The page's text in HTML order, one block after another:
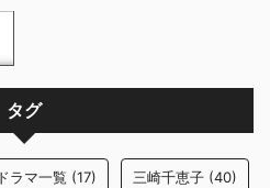
タグ
ラマ一覧 (17) 三崎千恵子 (40)